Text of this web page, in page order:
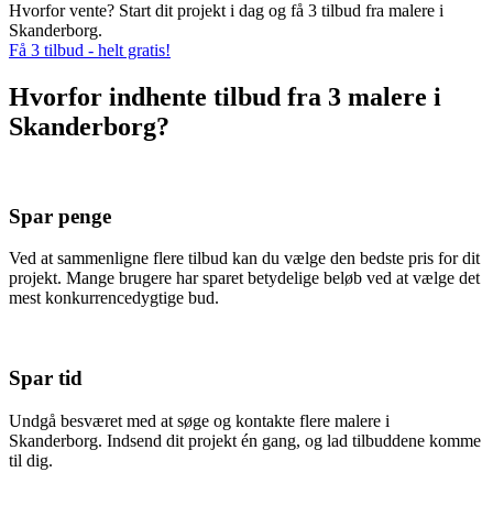
Hvorfor vente? Start dit projekt i dag og få 3 tilbud fra malere i
Skanderborg.
Få 3 tilbud - helt gratis!
Hvorfor indhente tilbud fra 3 malere i
Skanderborg?
Spar penge
Ved at sammenligne flere tilbud kan du vælge den bedste pris for dit
projekt. Mange brugere har sparet betydelige beløb ved at vælge det
mest konkurrencedygtige bud.
Spar tid
Undgå besværet med at søge og kontakte flere malere i
Skanderborg. Indsend dit projekt én gang, og lad tilbuddene komme
til dig.